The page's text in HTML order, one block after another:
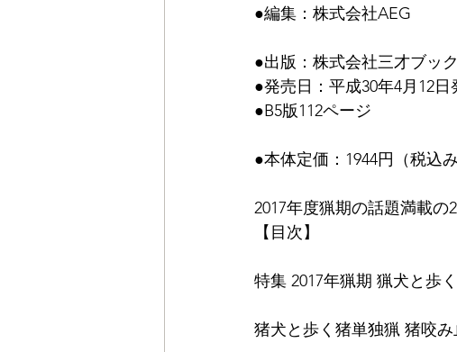
●編集：株式会社AEG
●出版：株式会社三才ブッ
●発売日：平成30年4月12日
●B5版112ページ
●本体定価：1944円（税込み
2017年度猟期の話題満載の
【目次】
特集 2017年猟期 猟犬と歩
猪犬と歩く猪単独猟 猪咬